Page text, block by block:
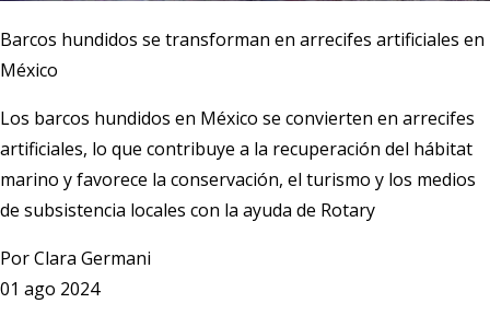
Barcos hundidos se transforman en arrecifes artificiales en
México
Los barcos hundidos en México se convierten en arrecifes
artificiales, lo que contribuye a la recuperación del hábitat
marino y favorece la conservación, el turismo y los medios
de subsistencia locales con la ayuda de Rotary
PorClara Germani
01 ago 2024